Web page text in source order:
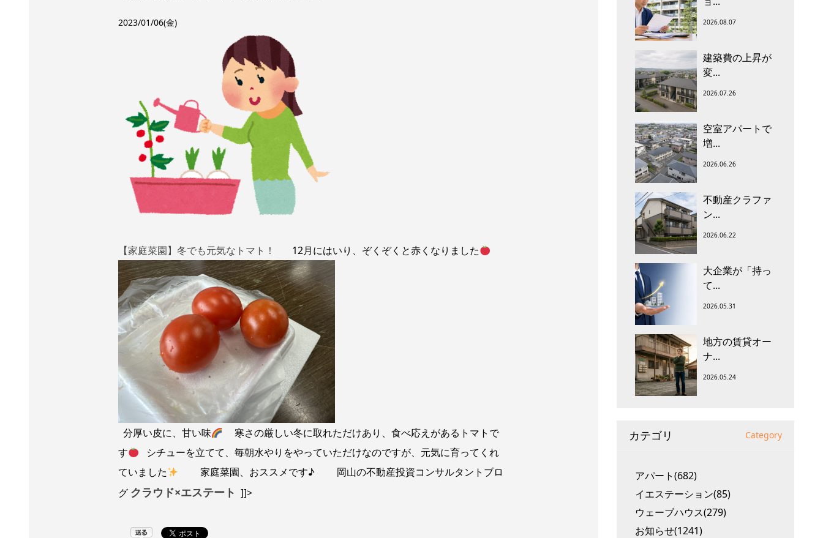
2023/01/06(金)
【家庭菜園】冬でも元気なトマト！ 12月にはいり、ぞくぞくと赤くなりました
分厚い皮に、甘い味
寒さの厳しい冬に取れただけあり、食べ応えがあるトマトで
す
シチューを立てて、毎朝水やりをやっていただけなのですが、元気に育ってくれ
ていました
家庭菜園、おススメです♪ 岡山の不動産投資コンサルタントブロ
グ クラウド×エステート ]]>
2026.08.07
建築費の上昇が
変...
2026.07.26
空室アパートで
増...
2026.06.26
不動産クラファ
ン...
2026.06.22
大企業が「持っ
て...
2026.05.31
地方の賃貸オー
ナ...
2026.05.24
カテゴリ Category
アパート(682)
イエステーション(85)
ウェーブハウス(279)
お知らせ(1241)